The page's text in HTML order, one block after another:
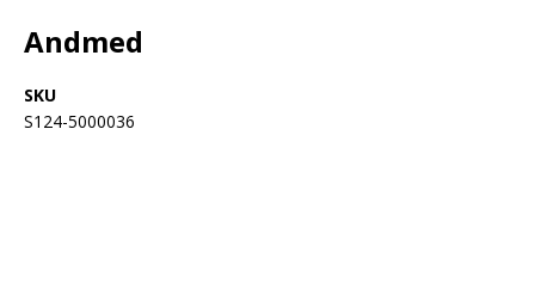
Andmed
SKU
S124-5000036